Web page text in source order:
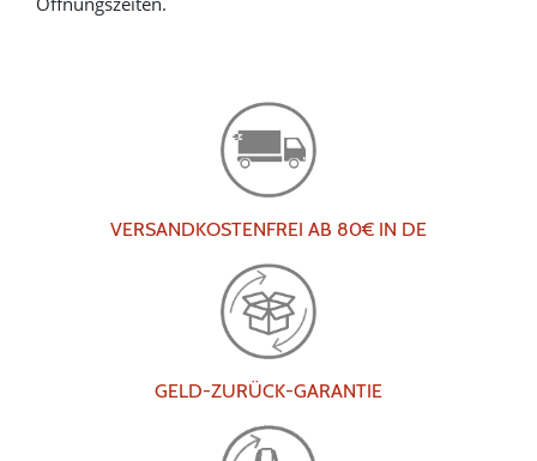
VERSANDKOSTENFREI AB 80€ IN DE
GELD-ZURÜCK-GARANTIE